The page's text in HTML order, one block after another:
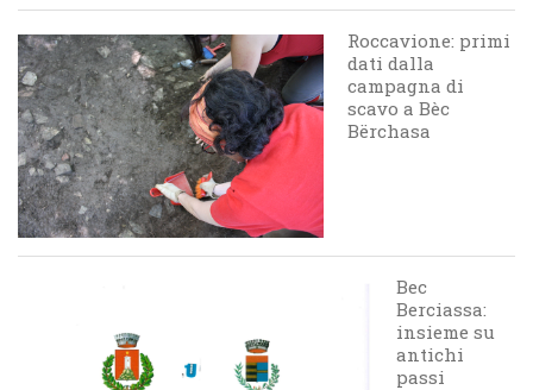
Roccavione: primi
dati dalla
campagna di
scavo a Bèc
Bërchasa
Bec
Berciassa:
insieme su
antichi
passi